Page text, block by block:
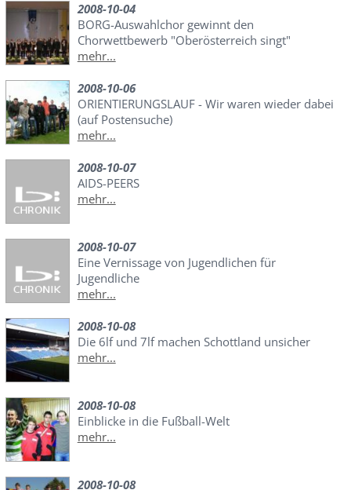
2008-10-04
BORG-Auswahlchor gewinnt den
Chorwettbewerb "Oberösterreich singt"
mehr...
2008-10-06
ORIENTIERUNGSLAUF - Wir waren wieder dabei
(auf Postensuche)
mehr...
2008-10-07
AIDS-PEERS
mehr...
2008-10-07
Eine Vernissage von Jugendlichen für
Jugendliche
mehr...
2008-10-08
Die 6lf und 7lf machen Schottland unsicher
mehr...
2008-10-08
Einblicke in die Fußball-Welt
mehr...
2008-10-08